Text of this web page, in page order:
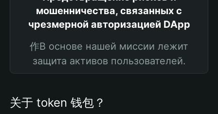
мошенничества, связанных с
чрезмерной авторизацией DApp
作В основе нашей миссии лежит
защита активов пользователей.
关于 token 钱包？